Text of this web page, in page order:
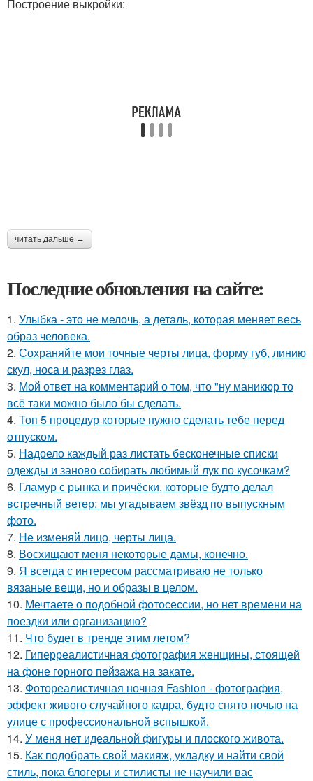
Построение выкройки:
читать дальше →
Последние обновления на сайте:
1. Улыбка - это не мелочь, а деталь, которая меняет весь
образ человека.
2. Сохраняйте мои точные черты лица, форму губ, линию
скул, носа и разрез глаз.
3. Мой ответ на комментарий о том, что "ну маникюр то
всё таки можно было бы сделать.
4. Топ 5 процедур которые нужно сделать тебе перед
отпуском.
5. Надоело каждый раз листать бесконечные списки
одежды и заново собирать любимый лук по кусочкам?
6. Гламур с рынка и причёски, которые будто делал
встречный ветер: мы угадываем звёзд по выпускным
фото.
7. Не изменяй лицо, черты лица.
8. Восхищают меня некоторые дамы, конечно.
9. Я всегда с интересом рассматриваю не только
вязаные вещи, но и образы в целом.
10. Мечтаете о подобной фотосессии, но нет времени на
поездки или организацию?
11. Что будет в тренде этим летом?
12. Гиперреалистичная фотография женщины, стоящей
на фоне горного пейзажа на закате.
13. Фотореалистичная ночная Fashion - фотография,
эффект живого случайного кадра, будто снято ночью на
улице с профессиональной вспышкой.
14. У меня нет идеальной фигуры и плоского живота.
15. Как подобрать свой макияж, укладку и найти свой
стиль, пока блогеры и стилисты не научили вас